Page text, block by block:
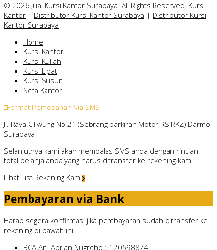
© 2026 Jual Kursi Kantor Surabaya. All Rights Reserved. Kursi
Kantor | Distributor Kursi Kantor Surabaya | Distributor Kursi
Kantor Surabaya
Home
Kursi Kantor
Kursi Kuliah
Kursi Lipat
Kursi Susun
Sofa Kantor
Format Pemesanan Via SMS
Jl. Raya Ciliwung No 21 (Sebrang parkiran Motor RS RKZ) Darmo
Surabaya
Selanjutnya kami akan membalas SMS anda dengan rincian
total belanja anda yang harus ditransfer ke rekening kami
Lihat List Rekening Kami
Pembayaran via Bank
Harap segera konfirmasi jika pembayaran sudah ditransfer ke
rekening di bawah ini.
BCA An. Aprian Nugroho 5120598874